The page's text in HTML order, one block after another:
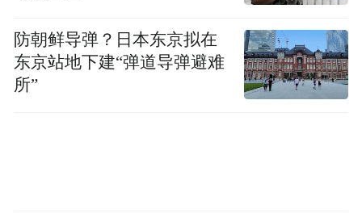
防朝鲜导弹？日本东京拟在
东京站地下建“弹道导弹避难
所”